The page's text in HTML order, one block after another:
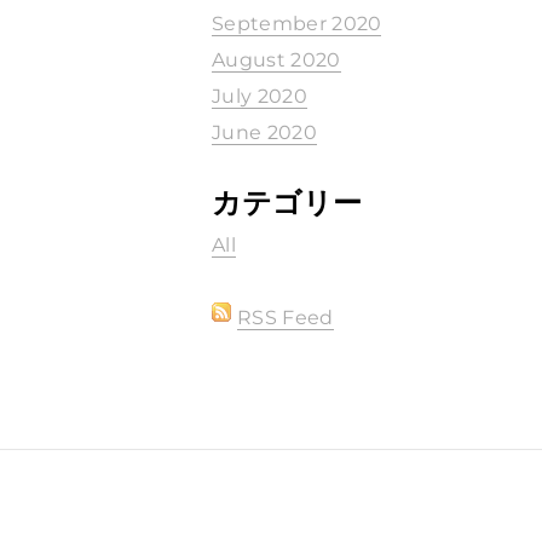
September 2020
August 2020
July 2020
June 2020
カテゴリー
All
RSS Feed